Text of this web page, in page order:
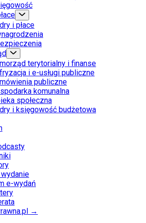
i płace
terytorialny i finanse
i e-usługi publiczne
publiczne
komunalna
społeczna
i księgowość budżetowa
e-wydań
→